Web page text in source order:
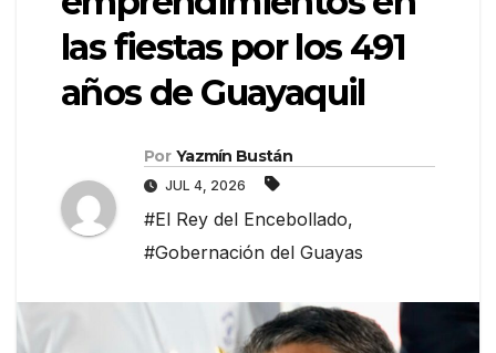
las fiestas por los 491
años de Guayaquil
Por Yazmín Bustán
JUL 4, 2026
#El Rey del Encebollado,
#Gobernación del Guayas